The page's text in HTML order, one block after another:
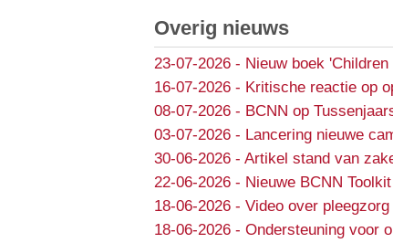
Overig nieuws
23-07-2026- Nieuw boek 'Children
16-07-2026- Kritische reactie op
08-07-2026- BCNN op
03-07-2026- Lancering nieuwe
30-06-2026- Artikel stand van
22-06-2026- Nieuwe BCNN
18-06-2026- Video over
18-06-2026- Ondersteuning voor